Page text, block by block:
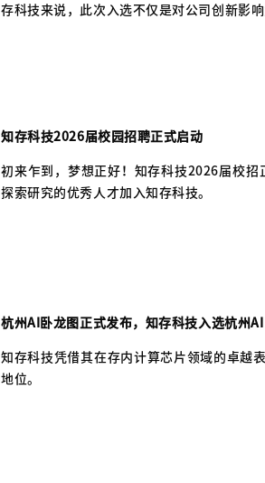
存科技来说，此次入选不仅是对公司创新影
知存科技2026届校园招聘正式启动
初来乍到，梦想正好！知存科技2026届校
探索研究的优秀人才加入知存科技。
杭州AI卧龙图正式发布，知存科技入选杭州
知存科技凭借其在存内计算芯片领域的卓
地位。